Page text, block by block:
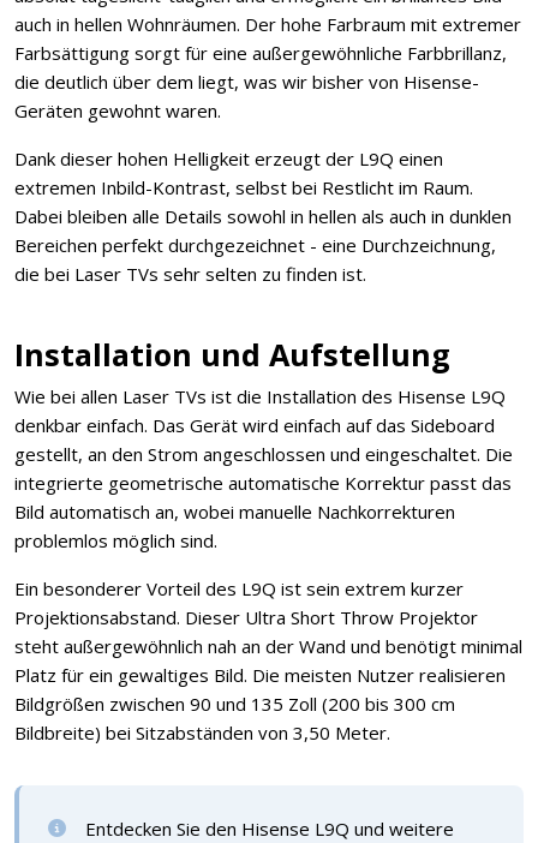
auch in hellen Wohnräumen. Der hohe Farbraum mit extremer
Farbsättigung sorgt für eine außergewöhnliche Farbbrillanz,
die deutlich über dem liegt, was wir bisher von Hisense-
Geräten gewohnt waren.
Dank dieser hohen Helligkeit erzeugt der L9Q einen
extremen Inbild-Kontrast, selbst bei Restlicht im Raum.
Dabei bleiben alle Details sowohl in hellen als auch in dunklen
Bereichen perfekt durchgezeichnet - eine Durchzeichnung,
die bei Laser TVs sehr selten zu finden ist.
Installation und Aufstellung
Wie bei allen Laser TVs ist die Installation des Hisense L9Q
denkbar einfach. Das Gerät wird einfach auf das Sideboard
gestellt, an den Strom angeschlossen und eingeschaltet. Die
integrierte geometrische automatische Korrektur passt das
Bild automatisch an, wobei manuelle Nachkorrekturen
problemlos möglich sind.
Ein besonderer Vorteil des L9Q ist sein extrem kurzer
Projektionsabstand. Dieser Ultra Short Throw Projektor
steht außergewöhnlich nah an der Wand und benötigt minimal
Platz für ein gewaltiges Bild. Die meisten Nutzer realisieren
Bildgrößen zwischen 90 und 135 Zoll (200 bis 300 cm
Bildbreite) bei Sitzabständen von 3,50 Meter.
Entdecken Sie den Hisense L9Q und weitere